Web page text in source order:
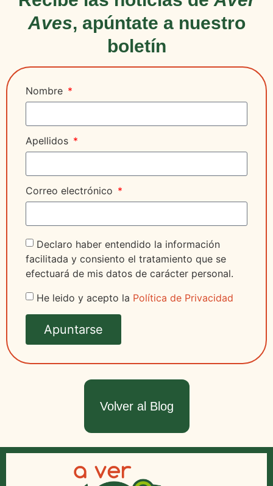
Aves, apúntate a nuestro
boletín
Nombre
Apellidos
Correo electrónico
Declaro haber entendido la información
facilitada y consiento el tratamiento que se
efectuará de mis datos de carácter personal.
He leido y acepto la Política de Privacidad
Apuntarse
Volver al Blog